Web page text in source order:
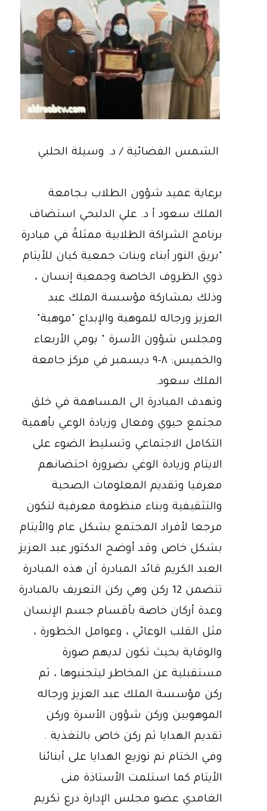
الشمس الفضائية / د. وسيلة الحلبي
برعاية عميد شؤون الطلاب بـجامعة
الملك سعود أ د. علي الدلبحي استضاف
برنامج الشراكة الطلابية ممثلةً في مبادرة
"بريق النور أبناء وبنات جمعية كيان للأيتام
ذوي الظروف الخاصة وجمعية إنسان ،
وذلك بمشاركة مؤسسة الملك عبد
العزيز ورجاله للموهبة والإبداع "موهبة"
ومجلس شؤون الأسرة " يومي الأربعاء
والخميس: ٨-٩ ديسمبر في مركز جامعة
الملك سعود.
وتهدف المبادرة الى المساهمة في خلق
مجتمع حيوي وفعال وزيادة الوعي بأهمية
التكامل الاجتماعي وتسليط الضوء على
الايتام وزيادة الوغي بضرورة احتضانهم
معرفيا وتقديم المعلومات الصحية
والتثقيفية وبناء منظومة معرفية لتكون
مرجعا لأفراد المجتمع بشكل عام والأيتام
بشكل خاص وقد أوضح الدكتور عبد العزيز
العبد الكريم قائد المبادرة أن هذه المبادرة
تتضمن 12 ركن وهي ركن التعريف بالمبادرة
وعدة أركان خاصة بأقسام جسم الإنسان
مثل القلب الوعائي ، وعوامل الخطورة ،
والوقاية بحيث تكون لديهم صورة
مستقبلية عن المخاطر ليتجنبوها ، ثم
ركن مؤسسة الملك عبد العزيز ورجاله
الموهوبين وركن شؤون الأسرة وركن
تقديم الهدايا ثم ركن خاص بالتغذية .
وفي الختام تم توزيع الهدايا على أبنائنا
الأيتام كما استلمت الأستاذة منى
الغامدي عضو مجلس الإدارة درع تكريم